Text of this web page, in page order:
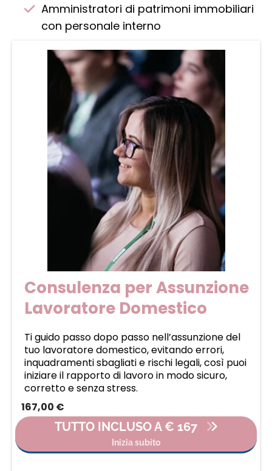
Amministratori di patrimoni immobiliari
con personale interno
Consulenza per Assunzione
Lavoratore Domestico
Ti guido passo dopo passo nell’assunzione del
tuo lavoratore domestico, evitando errori,
inquadramenti sbagliati e rischi legali, così puoi
iniziare il rapporto di lavoro in modo sicuro,
corretto e senza stress.
167,00 €
TUTTO INCLUSO A € 167
Inizia subito